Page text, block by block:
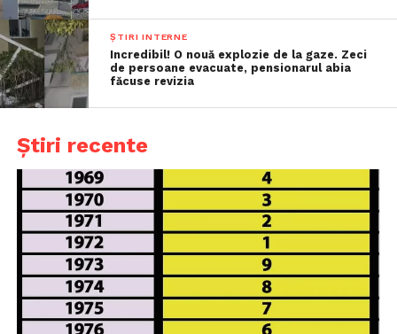
ȘTIRI INTERNE
Incredibil! O nouă explozie de la gaze. Zeci
de persoane evacuate, pensionarul abia
făcuse revizia
Știri recente